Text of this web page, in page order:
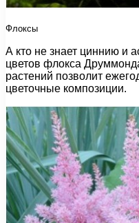
Флоксы
А кто не знает циннию и
цветов флокса
растений позволит
цветочные композиции.